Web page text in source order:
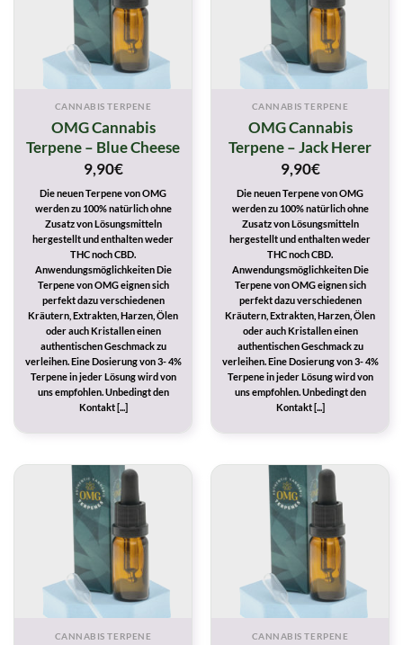
CANNABIS TERPENE
OMG Cannabis
Terpene – Blue Cheese
9,90€
Die neuen Terpene von OMG
werden zu 100% natürlich ohne
Zusatz von Lösungsmitteln
hergestellt und enthalten weder
THC noch CBD.
Anwendungsmöglichkeiten Die
Terpene von OMG eignen sich
perfekt dazu verschiedenen
Kräutern, Extrakten, Harzen, Ölen
oder auch Kristallen einen
authentischen Geschmack zu
verleihen. Eine Dosierung von 3- 4%
Terpene in jeder Lösung wird von
uns empfohlen. Unbedingt den
Kontakt [...]
CANNABIS TERPENE
OMG Cannabis
Terpene – Jack Herer
9,90€
Die neuen Terpene von OMG
werden zu 100% natürlich ohne
Zusatz von Lösungsmitteln
hergestellt und enthalten weder
THC noch CBD.
Anwendungsmöglichkeiten Die
Terpene von OMG eignen sich
perfekt dazu verschiedenen
Kräutern, Extrakten, Harzen, Ölen
oder auch Kristallen einen
authentischen Geschmack zu
verleihen. Eine Dosierung von 3- 4%
Terpene in jeder Lösung wird von
uns empfohlen. Unbedingt den
Kontakt [...]
CANNABIS TERPENE CANNABIS TERPENE